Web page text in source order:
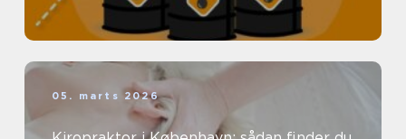
05. marts 2026